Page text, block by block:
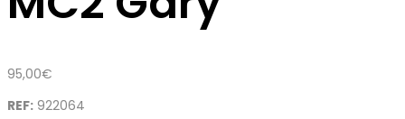
95,00€
REF: 922064